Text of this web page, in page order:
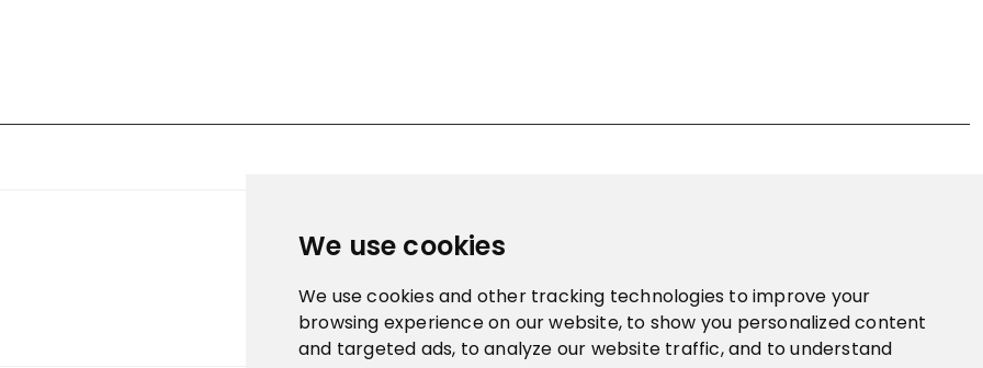
We use cookies
We use cookies and other tracking technologies to improve your
browsing experience on our website, to show you personalized content
and targeted ads, to analyze our website traffic, and to understand